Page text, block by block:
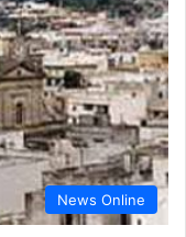
News Online